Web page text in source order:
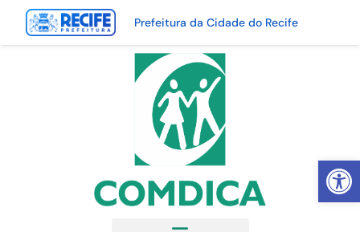
Abrir
Prefeitura da Cidade do Recife